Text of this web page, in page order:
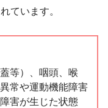
ています。
等）、咽頭、喉
常や運動機能障害
害が生じた状態